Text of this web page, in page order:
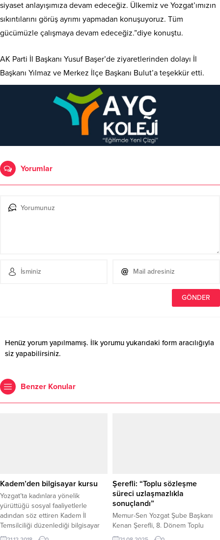
siyaset anlayışımıza devam edeceğiz. Ülkemiz ve Yozgat’ımızın
sıkıntılarını görüş ayrımı yapmadan konuşuyoruz. Tüm
gücümüzle çalışmaya devam edeceğiz.”diye konuştu.
AK Parti İl Başkanı Yusuf Başer’de ziyaretlerinden dolayı İl
Başkanı Yılmaz ve Merkez İlçe Başkanı Bulut’a teşekkür etti.
Yorumlar
Henüz yorum yapılmamış. İlk yorumu yukarıdaki form aracılığıyla
siz yapabilirsiniz.
Benzer Konular
Kadem’den bilgisayar kursu
Yozgat’ta kadınlara yönelik
yürüttüğü sosyal faaliyetlerle
adından söz ettiren Kadem İl
Temsilciliği düzenlediği bilgisayar
operatörlüğü kursu ile genç
Şerefli: “Toplu sözleşme
süreci uzlaşmazlıkla
sonuçlandı”
Memur-Sen Yozgat Şube Başkanı
Kenan Şerefli, 8. Dönem Toplu
Sözleşme görüşmelerinin kamu